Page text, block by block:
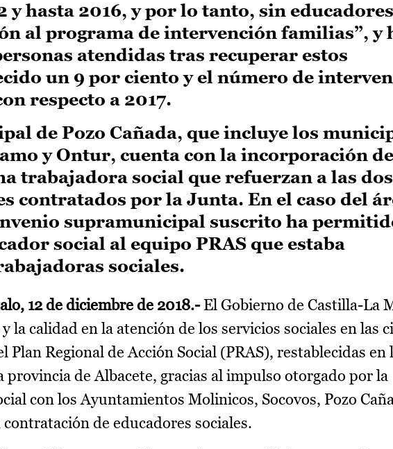
y hasta 2016, y por lo tanto, sin educadores
al programa de intervención familias”, y
atendidas tras recuperar estos
un 9 por ciento y el número de
respecto a 2017.
de Pozo Cañada, que incluye los
y Ontur, cuenta con la incorporación
trabajadora social que refuerzan a las dos
contratados por la Junta. En el caso del
supramunicipal suscrito ha
social al equipo PRAS que estaba
sociales.
12 de diciembre de 2018.-El Gobierno de Castilla-La
la calidad en la atención de los servicios sociales en las
Plan Regional de Acción Social (PRAS), restablecidas en
provincia de Albacete, gracias al impulso otorgado por la
con los Ayuntamientos Molinicos, Socovos, Pozo
de educadores sociales.